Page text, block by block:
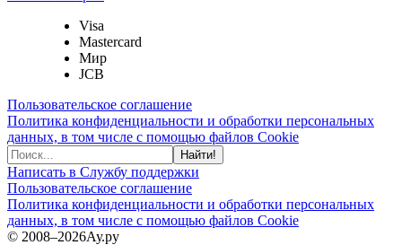
Visa
Mastercard
Мир
JCB
Пользовательское соглашение
Политика конфиденциальности и обработки персональных
данных, в том числе с помощью файлов Cookie
Найти!
Написать в Службу поддержки
Пользовательское соглашение
Политика конфиденциальности и обработки персональных
данных, в том числе с помощью файлов Cookie
© 2008–2026Ау.ру